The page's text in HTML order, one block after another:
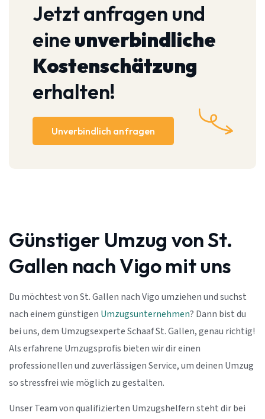
Jetzt anfragen und
eineunverbindliche
Kostenschätzung
erhalten!
Unverbindlich anfragen
Günstiger Umzug von St.
Gallen nach Vigo mit uns
Du möchtest von St. Gallen nach Vigo umziehen und suchst
nach einem günstigen Umzugsunternehmen? Dann bist du
bei uns, dem Umzugsexperte Schaaf St. Gallen, genau richtig!
Als erfahrene Umzugsprofis bieten wir dir einen
professionellen und zuverlässigen Service, um deinen Umzug
so stressfrei wie möglich zu gestalten.
Unser Team von qualifizierten Umzugshelfern steht dir bei